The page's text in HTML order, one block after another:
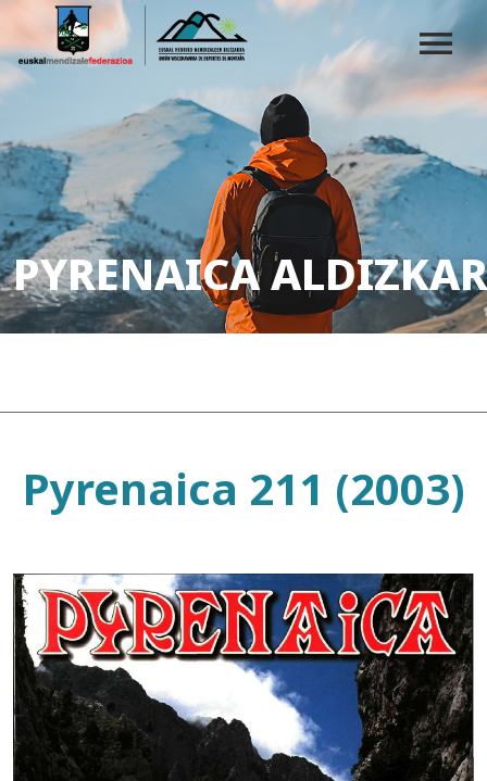
PYRENAICA
Pyrenaica 211 (2003)